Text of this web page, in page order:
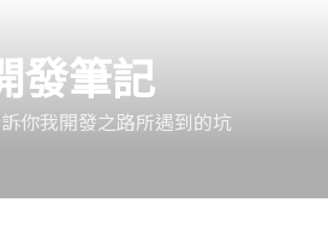
發筆記
你我開發之路所遇到的坑